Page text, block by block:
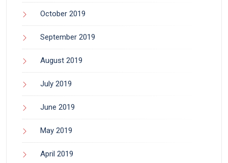
October 2019
September 2019
August 2019
July 2019
June 2019
May 2019
April 2019